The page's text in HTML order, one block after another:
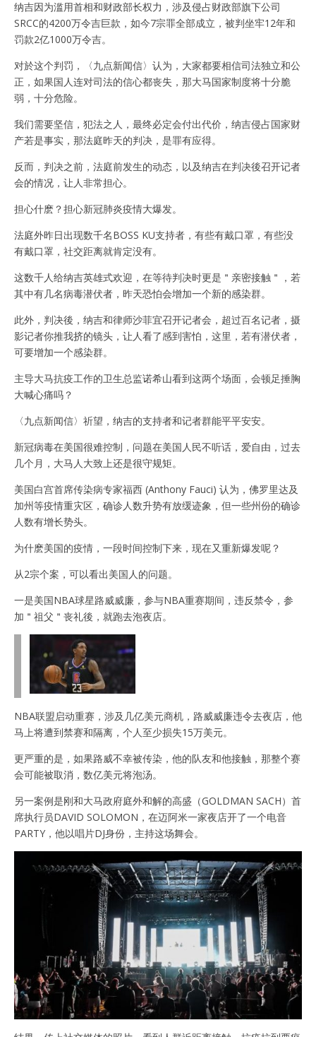
纳吉因为滥用首相和财政部长权力，涉及侵占财政部旗下公司
SRCC的4200万令吉巨款，如今7宗罪全部成立，被判坐牢12年和
罚款2亿1000万令吉。
对於这个判罚，〈九点新闻信〉认为，大家都要相信司法独立和公
正，如果国人连对司法的信心都丧失，那大马国家制度将十分脆
弱，十分危险。
我们需要坚信，犯法之人，最终必定会付出代价，纳吉侵占国家财
产若是事实，那法庭昨天的判决，是罪有应得。
反而，判决之前，法庭前发生的动态，以及纳吉在判决後召开记者
会的情况，让人非常担心。
担心什麽？担心新冠肺炎疫情大爆发。
法庭外昨日出现数千名BOSS KU支持者，有些有戴口罩，有些没
有戴口罩，社交距离就肯定没有。
这数千人给纳吉英雄式欢迎，在等待判决时更是＂亲密接触＂，若
其中有几名病毒潜伏者，昨天恐怕会增加一个新的感染群。
此外，判决後，纳吉和律师沙菲宜召开记者会，超过百名记者，摄
影记者你推我挤的镜头，让人看了感到害怕，这里，若有潜伏者，
可要增加一个感染群。
主导大马抗疫工作的卫生总监诺希山看到这两个场面，会顿足捶胸
大喊心痛吗？
〈九点新闻信〉祈望，纳吉的支持者和记者群能平平安安。
新冠病毒在美国很难控制，问题在美国人民不听话，爱自由，过去
几个月，大马人大致上还是很守规矩。
美国白宫首席传染病专家福西 (Anthony Fauci) 认为，佛罗里达及
加州等疫情重灾区，确诊人数升势有放缓迹象，但一些州份的确诊
人数有增长势头。
为什麽美国的疫情，一段时间控制下来，现在又重新爆发呢？
从2宗个案，可以看出美国人的问题。
一是美国NBA球星路威威廉，参与NBA重赛期间，违反禁令，参
加＂祖父＂丧礼後，就跑去泡夜店。
NBA联盟启动重赛，涉及几亿美元商机，路威威廉违令去夜店，他
马上将遭到禁赛和隔离，个人至少损失15万美元。
更严重的是，如果路威不幸被传染，他的队友和他接触，那整个赛
会可能被取消，数亿美元将泡汤。
另一案例是刚和大马政府庭外和解的高盛（GOLDMAN SACH）首
席执行员DAVID SOLOMON，在迈阿米一家夜店开了一个电音
PARTY，他以唱片DJ身份，主持这场舞会。